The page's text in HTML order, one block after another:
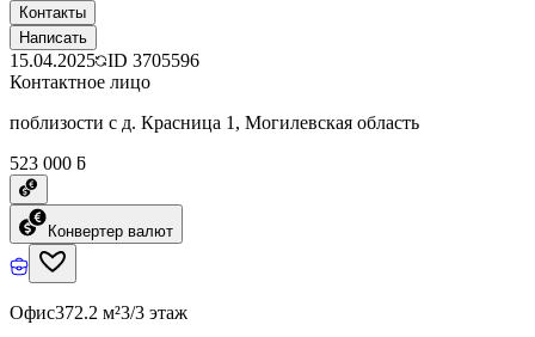
Контакты
Написать
15.04.2025 ID 3705596
Контактное лицо
поблизости с д. Красница 1, Могилевская область
523 000 ƃ
Конвертер валют
Офис372.2 м²3/3 этаж